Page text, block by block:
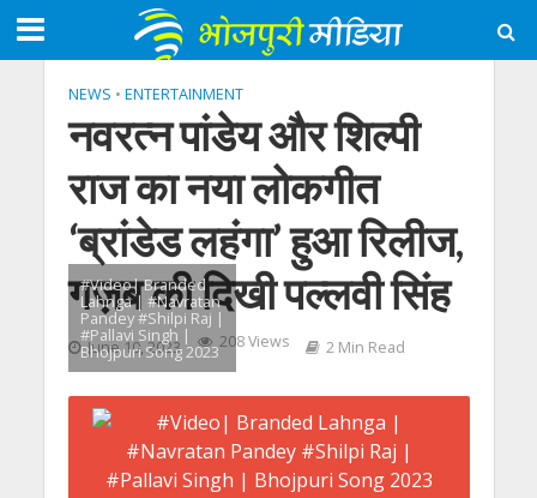
NEWS • ENTERTAINMENT
नवरत्न पांडेय और शिल्पी
राज का नया लोकगीत
‘ब्रांडेड लहंगा’ हुआ रिलीज,
गज़ब की दिखी पल्लवी सिंह
June 10, 2023 208 Views 2 Min Read
#Video| Branded
Lahnga | #Navratan
Pandey #Shilpi Raj |
#Pallavi Singh |
Bhojpuri Song 2023